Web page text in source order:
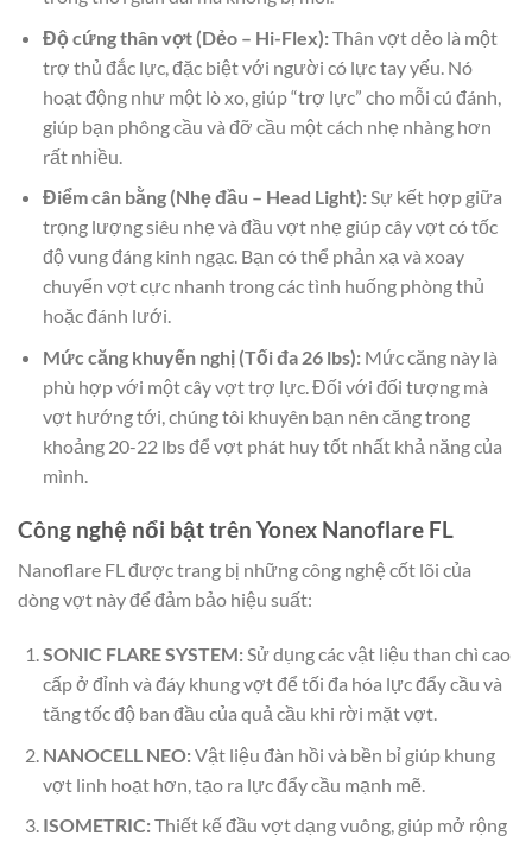
Độ cứng thân vợt (Dẻo – Hi-Flex):Thân vợt dẻo là một
trợ thủ đắc lực, đặc biệt với người có lực tay yếu. Nó
hoạt động như một lò xo, giúp “trợ lực” cho mỗi cú đánh,
giúp bạn phông cầu và đỡ cầu một cách nhẹ nhàng hơn
rất nhiều.
Điểm cân bằng (Nhẹ đầu – Head Light):Sự kết hợp giữa
trọng lượng siêu nhẹ và đầu vợt nhẹ giúp cây vợt có tốc
độ vung đáng kinh ngạc. Bạn có thể phản xạ và xoay
chuyển vợt cực nhanh trong các tình huống phòng thủ
hoặc đánh lưới.
Mức căng khuyến nghị (Tối đa 26 lbs):Mức căng này là
phù hợp với một cây vợt trợ lực. Đối với đối tượng mà
vợt hướng tới, chúng tôi khuyên bạn nên căng trong
khoảng 20-22 lbs để vợt phát huy tốt nhất khả năng của
mình.
Công nghệ nổi bật trên Yonex Nanoflare FL
Nanoflare FL được trang bị những công nghệ cốt lõi của
dòng vợt này để đảm bảo hiệu suất:
SONIC FLARE SYSTEM:Sử dụng các vật liệu than chì cao
cấp ở đỉnh và đáy khung vợt để tối đa hóa lực đẩy cầu và
tăng tốc độ ban đầu của quả cầu khi rời mặt vợt.
NANOCELL NEO:Vật liệu đàn hồi và bền bỉ giúp khung
vợt linh hoạt hơn, tạo ra lực đẩy cầu mạnh mẽ.
ISOMETRIC:Thiết kế đầu vợt dạng vuông, giúp mở rộng